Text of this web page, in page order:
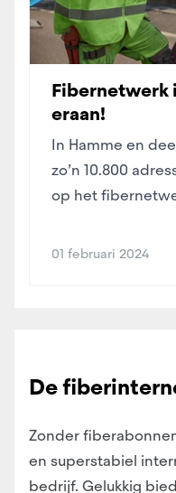
Fibernetwerk
eraan!
In Hamme en
zo’n 10.800
op het
01 februari 2024
De
Zonder
en superstabiel
bedrijf. Gelukkig